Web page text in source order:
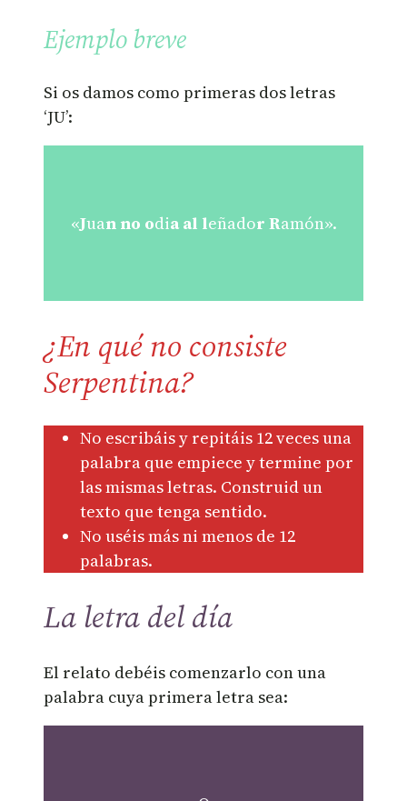
Ejemplo breve
Si os damos como primeras dos letras
‘JU’:
«Juan no odia al leñador Ramón».
¿En qué no consiste
Serpentina?
No escribáis y repitáis 12 veces una
palabra que empiece y termine por
las mismas letras. Construid un
texto que tenga sentido.
No uséis más ni menos de 12
palabras.
La letra del día
El relato debéis comenzarlo con una
palabra cuya primera letra sea: